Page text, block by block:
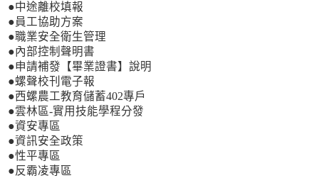
●中途離校填報
●員工協助方案
●職業安全衛生管理
●內部控制聲明書
●申請補發【畢業證書】說明
●螺聲校刊電子報
●西螺農工教育儲蓄402專戶
●雲林區-實用技能學程分發
●資安專區
●資訊安全政策
●性平專區
●反霸凌專區